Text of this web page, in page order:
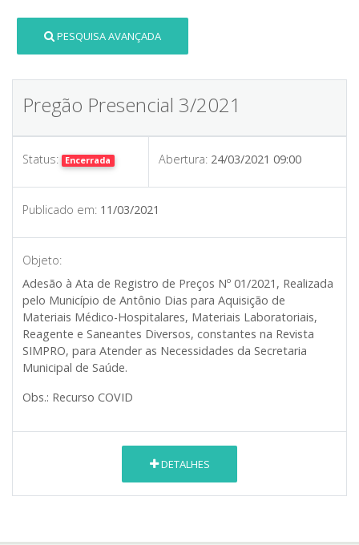
PESQUISA AVANÇADA
Pregão Presencial 3/2021
Status: Encerrada Abertura: 24/03/2021 09:00
Publicado em: 11/03/2021
Objeto:
Adesão à Ata de Registro de Preços Nº 01/2021, Realizada
pelo Município de Antônio Dias para Aquisição de
Materiais Médico-Hospitalares, Materiais Laboratoriais,
Reagente e Saneantes Diversos, constantes na Revista
SIMPRO, para Atender as Necessidades da Secretaria
Municipal de Saúde.
Obs.: Recurso COVID
DETALHES